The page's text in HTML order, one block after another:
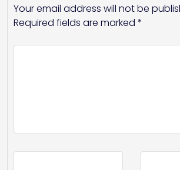
Your email address will not be
Required fields are marked *